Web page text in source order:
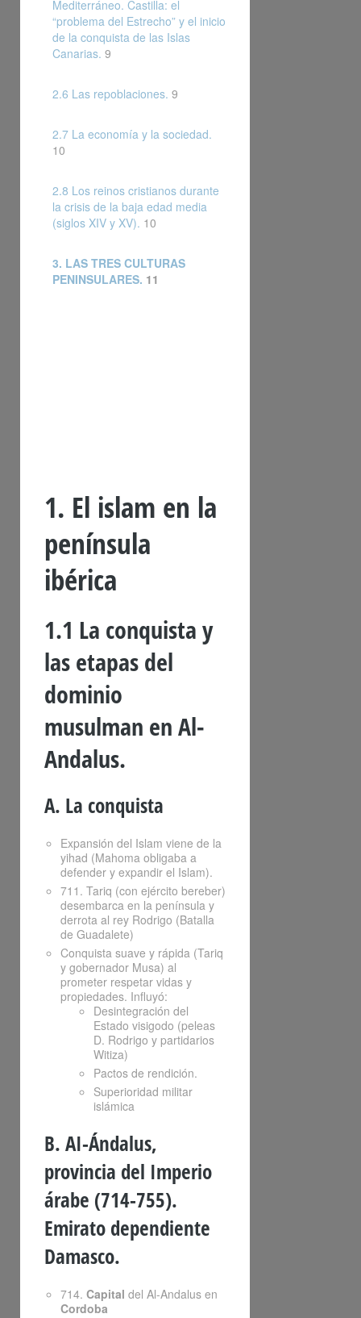
Mediterráneo. Castilla: el
“problema del Estrecho” y el inicio
de la conquista de las Islas
Canarias. 9
2.6 Las repoblaciones. 9
2.7 La economía y la sociedad.
10
2.8 Los reinos cristianos durante
la crisis de la baja edad media
(siglos XIV y XV). 10
3. LAS TRES CULTURAS
PENINSULARES. 11
1. El islam en la
península
ibérica
1.1 La conquista y
las etapas del
dominio
musulman en Al-
Andalus.
A. La conquista
Expansión del Islam viene de la
yihad (Mahoma obligaba a
defender y expandir el Islam).
711. Tariq (con ejército bereber)
desembarca en la península y
derrota al rey Rodrigo (Batalla
de Guadalete)
Conquista suave y rápida (Tariq
y gobernador Musa) al
prometer respetar vidas y
propiedades. Influyó:
Desintegración del
Estado visigodo (peleas
D. Rodrigo y partidarios
Witiza)
Pactos de rendición.
Superioridad militar
islámica
B. AI-Ándalus,
provincia del Imperio
árabe (714-755).
Emirato dependiente
Damasco.
714. Capital del Al-Andalus en
Cordoba